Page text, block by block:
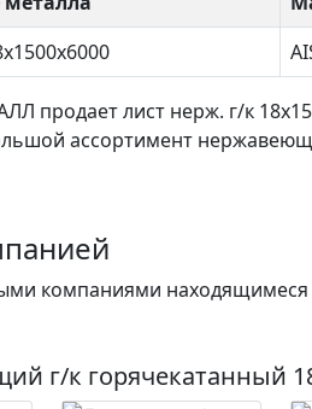
продаетлист нерж. г/к
ассортимент
компаниями находящимеся
г/к горячекатанный